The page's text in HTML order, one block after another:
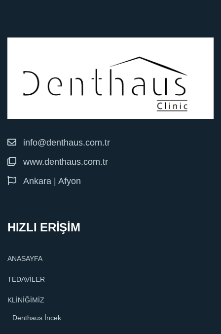
info@denthaus.com.tr
www.denthaus.com.tr
Ankara | Afyon
HIZLI ERİŞİM
ANASAYFA
TEDAVİLER
KLİNİĞİMİZ
Denthaus İncek